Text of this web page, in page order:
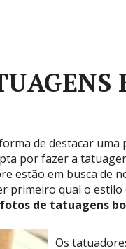
de destacar
por fazer a
estão em busca de
primeiro qual o
fotos de tatuagens
Os